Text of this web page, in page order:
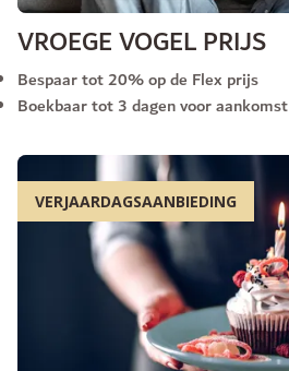
VROEGE VOGEL PRIJS
Bespaar tot 20% op de Flex prijs
Boekbaar tot 3 dagen voor aankomst
VERJAARDAGSAANBIEDING